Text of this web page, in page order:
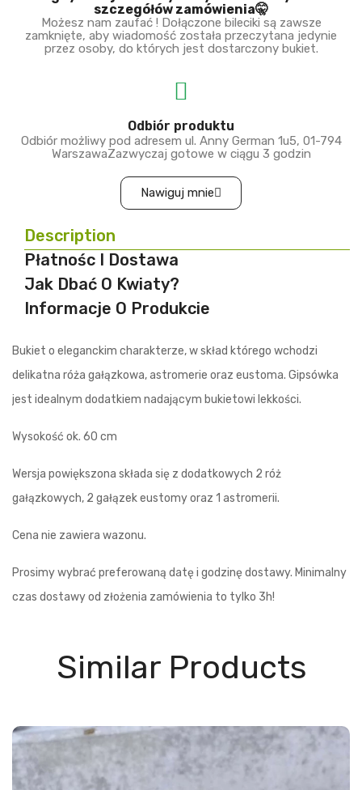
szczegółów zamówienia🤫
Możesz nam zaufać ! Dołączone bileciki są zawsze
zamknięte, aby wiadomość została przeczytana jedynie
przez osoby, do których jest dostarczony bukiet.
Odbiór produktu
Odbiór możliwy pod adresem ul. Anny German 1u5, 01-794
WarszawaZazwyczaj gotowe w ciągu 3 godzin
Nawiguj mnie
Description
Płatnośc I Dostawa
Jak Dbać O Kwiaty?
Informacje O Produkcie
Bukiet o eleganckim charakterze, w skład którego wchodzi
delikatna róża gałązkowa, astromerie oraz eustoma. Gipsówka
jest idealnym dodatkiem nadającym bukietowi lekkości.
Wysokość ok. 60 cm
Wersja powiększona składa się z dodatkowych 2 róż
gałązkowych, 2 gałązek eustomy oraz 1 astromerii.
Cena nie zawiera wazonu.
Prosimy wybrać preferowaną datę i godzinę dostawy. Minimalny
czas dostawy od złożenia zamówienia to tylko 3h!
Dlaczego stolicakwiatów.pl?
- Wysyłamy potwierdzenie realizacji zamówienia ze zdjęciem
bukietu.
Similar Products